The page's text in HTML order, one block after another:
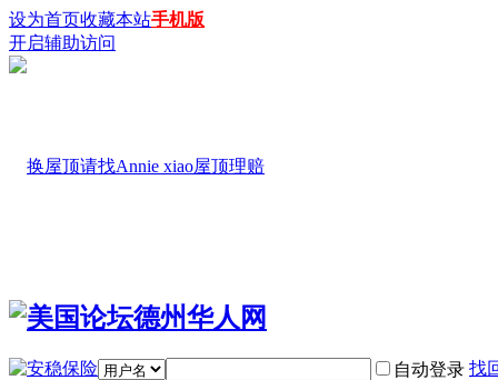
设为首页收藏本站手机版
开启辅助访问
自动登录 找